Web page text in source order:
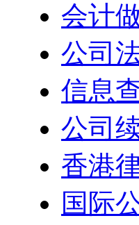
会计
公司
信息
公司
香港
国际